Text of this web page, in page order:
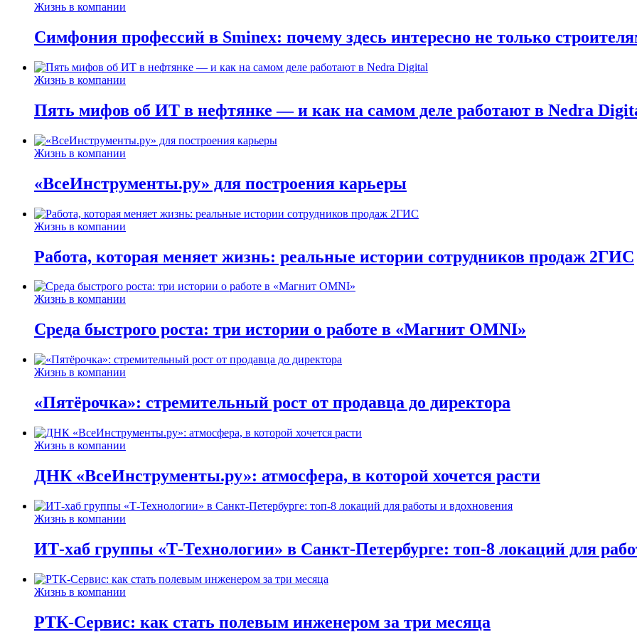
Жизнь в компании
Симфония профессий в Sminex: почему здесь интересно не только
Жизнь в компании
Пять мифов об ИТ в нефтянке — и как на самом деле работают в Nedra
Жизнь в компании
«ВсеИнструменты.ру» для построения карьеры
Жизнь в компании
Работа, которая меняет жизнь: реальные истории сотрудников продаж 2ГИС
Жизнь в компании
Среда быстрого роста: три истории о работе в «Магнит OMNI»
Жизнь в компании
«Пятёрочка»: стремительный рост от продавца до директора
Жизнь в компании
ДНК «ВсеИнструменты.ру»: атмосфера, в которой хочется расти
Жизнь в компании
ИТ-хаб группы «Т-Технологии» в Санкт-Петербурге: топ-8 локаций для
Жизнь в компании
РТК-Сервис: как стать полевым инженером за три месяца